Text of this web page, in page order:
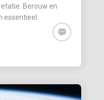
GEBEURT
ER ALS EEN
MOSLIM DE
BELEDIGT?
Berouw en
essentieel.